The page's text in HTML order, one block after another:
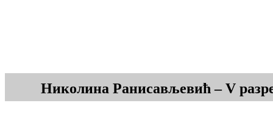
Николина Ранисављевић – V